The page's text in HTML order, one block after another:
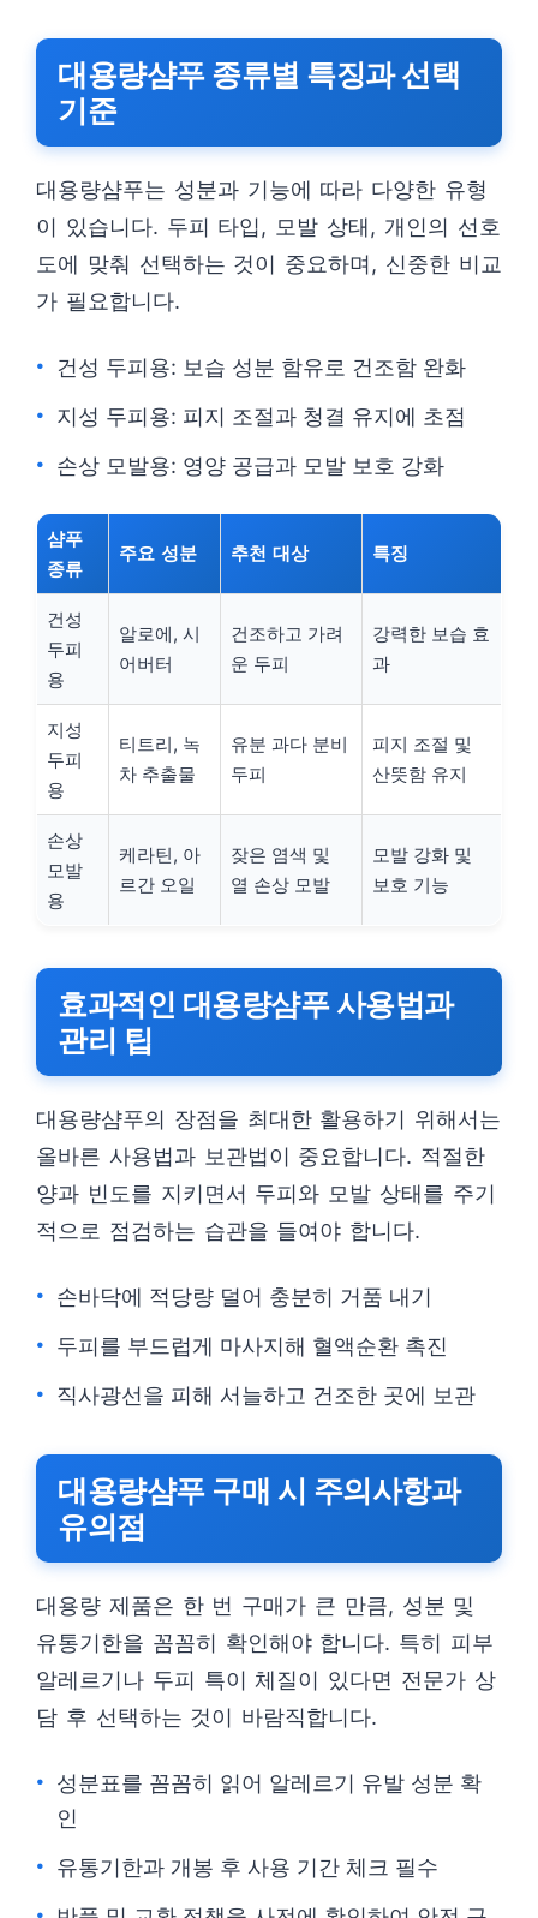
대용량샴푸 종류별 특징과 선택
기준
대용량샴푸는 성분과 기능에 따라 다양한 유형
이 있습니다. 두피 타입, 모발 상태, 개인의 선호
도에 맞춰 선택하는 것이 중요하며, 신중한 비교
가 필요합니다.
건성 두피용: 보습 성분 함유로 건조함 완화
지성 두피용: 피지 조절과 청결 유지에 초점
손상 모발용: 영양 공급과 모발 보호 강화
샴푸
종류
주요 성분 추천 대상 특징
건성
두피
용
알로에, 시
어버터
건조하고 가려
운 두피
강력한 보습 효
과
지성
두피
용
티트리, 녹
차 추출물
유분 과다 분비
두피
피지 조절 및
산뜻함 유지
손상
모발
용
케라틴, 아
르간 오일
잦은 염색 및
열 손상 모발
모발 강화 및
보호 기능
효과적인 대용량샴푸 사용법과
관리 팁
대용량샴푸의 장점을 최대한 활용하기 위해서는
올바른 사용법과 보관법이 중요합니다. 적절한
양과 빈도를 지키면서 두피와 모발 상태를 주기
적으로 점검하는 습관을 들여야 합니다.
손바닥에 적당량 덜어 충분히 거품 내기
두피를 부드럽게 마사지해 혈액순환 촉진
직사광선을 피해 서늘하고 건조한 곳에 보관
대용량샴푸 구매 시 주의사항과
유의점
대용량 제품은 한 번 구매가 큰 만큼, 성분 및
유통기한을 꼼꼼히 확인해야 합니다. 특히 피부
알레르기나 두피 특이 체질이 있다면 전문가 상
담 후 선택하는 것이 바람직합니다.
성분표를 꼼꼼히 읽어 알레르기 유발 성분 확
인
유통기한과 개봉 후 사용 기간 체크 필수